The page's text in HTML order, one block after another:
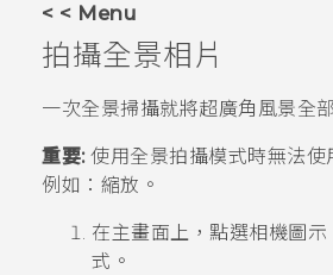
應用程式
支援服務
< < Menu
拍攝全景相片
一次全景掃攝就將超廣角風景全
重要:使用全景拍攝模式時無法使
例如：縮放。
在主畫面上，點選相機圖示
式。